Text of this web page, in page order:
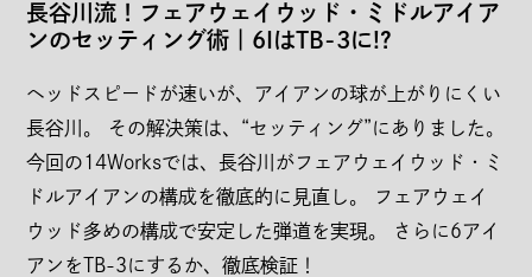
長谷川流！フェアウェイウッド・ミドルアイア
ンのセッティング術｜6IはTB-3に!?
ヘッドスピードが速いが、アイアンの球が上がりにくい
長谷川。 その解決策は、“セッティング”にありました。
今回の14Worksでは、長谷川がフェアウェイウッド・ミ
ドルアイアンの構成を徹底的に見直し。 フェアウェイ
ウッド多めの構成で安定した弾道を実現。 さらに6アイ
アンをTB-3にするか、徹底検証！
会社概要